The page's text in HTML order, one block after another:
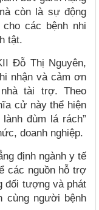
còn là sự động
các bệnh nhi
tật.
Đỗ Thị Nguyên,
nhận và cảm ơn
tài trợ. Theo
cử này thể hiện
đùm lá rách”
doanh nghiệp.
định ngành y tế
các nguồn hỗ trợ
đối tượng và phát
cùng người bệnh